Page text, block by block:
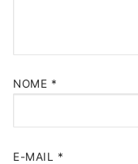
NOME *
E-MAIL *